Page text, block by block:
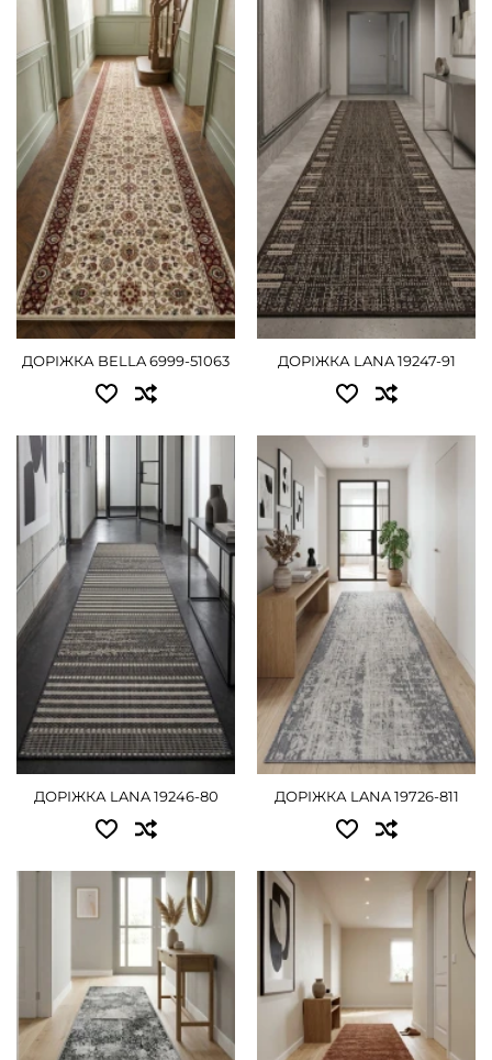
Доступні розміри:
0.80 - 2430 грн
1.00 - 3060 грн
ДЕТАЛЬНІШЕ
ДОРІЖКА BELLA 6999-51063
Доступні розміри:
0.60 - 495 грн
0.67 - 540 грн
0.80 - 630 грн
1.00 - 810 грн
1.20 - 990 грн
ДЕТАЛЬНІШЕ
ДОРІЖКА LANA 19247-91
Доступні розміри:
0.50 - 405 грн
0.60 - 495 грн
0.67 - 540 грн
0.80 - 630 грн
1.00 - 810 грн
1.20 - 990 грн
1.50 - 1215 грн
2.00 - 1620 грн
ДОРІЖКА LANA 19246-80
Доступні розміри:
0.50 - 405 грн
0.60 - 495 грн
0.67 - 540 грн
0.80 - 630 грн
1.00 - 810 грн
1.20 - 990 грн
1.50 - 1215 грн
2.00 - 1620 грн
ДОРІЖКА LANA 19726-811
Доступні розміри:
1.00 - 945 грн
1.20 - 1080 грн
Доступні розміри:
0.80 - 900 грн
1.00 - 1125 грн
1.20 - 1350 грн